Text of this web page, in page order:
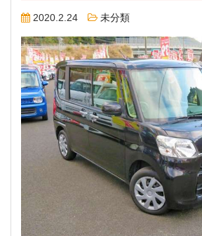
2020.2.24 未分類